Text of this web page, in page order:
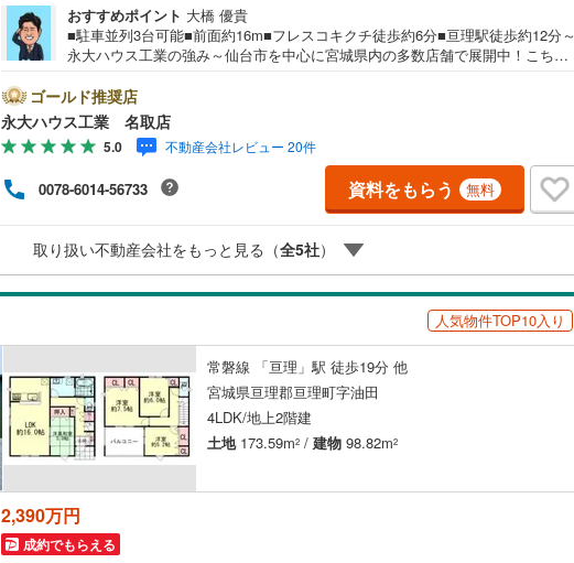
おすすめポイント 大橋 優貴
■駐車並列3台可能■前面約16m■フレスコキクチ徒歩約6分■亘理駅徒歩約12分～
永大ハウス工業の強み～仙台市を中心に宮城県内の多数店舗で展開中！こちら
ンション・土地...と種別を問わず不動産を取り扱っております。更に教育施設
や商業施設、子育て環境や行政などの地域情報を総合し、お客様により良い物
件選びをして頂けるよう、しっかりとサポートさせて頂きます。2.＜経験豊富
なスタッフ＞当社では【購入】【売却】【引っ越し】【リフォーム】など住宅
に関する様々なご質問はもちろん、ご購入時に気になる住宅ローン各種税金に
ついても、誠心誠意ご説明させて頂きます。各店舗ではキッズスペースも完
備！お子様連れのご家族様で是非お越しください。営業時間:10:00～18:00（定
気軽にお問い合わせください！
ゴールド推奨店
永大ハウス工業 名取店
5.0 不動産会社レビュー 20件
0078-6014-56733 資料をもらう 無料
取り扱い不動産会社をもっと見る（全5社）
人気物件TOP10入り
常磐線 「亘理」駅 徒歩19分 他
宮城県亘理郡亘理町字油田
4LDK/地上2階建
土地173.59m2 / 建物 98.82m2
2,390万円
成約でもらえる